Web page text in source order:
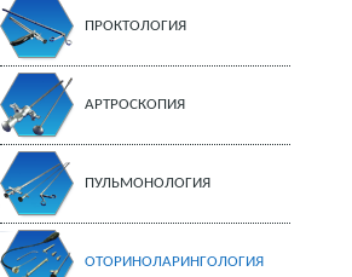
ПРОКТОЛОГИЯ
АРТРОСКОПИЯ
ПУЛЬМОНОЛОГИЯ
ОТОРИНОЛАРИНГОЛОГИЯ